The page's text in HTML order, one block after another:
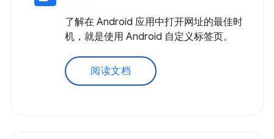
了解在 Android 应用中打开网址的最佳时
机，就是使用 Android 自定义标签页。
阅读文档